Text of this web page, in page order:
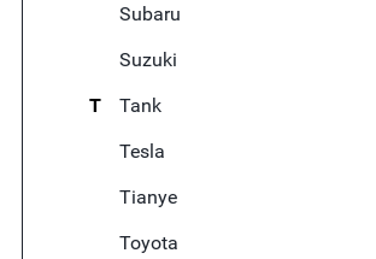
Subaru
Suzuki
T
Tank
Tesla
Tianye
Toyota